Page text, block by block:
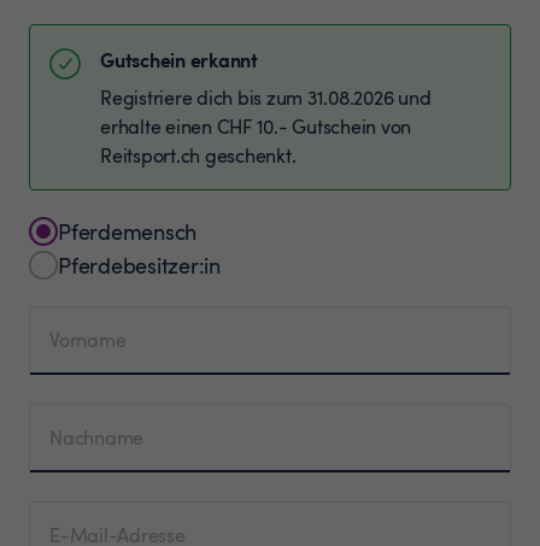
Gutschein erkannt
Registriere dich bis zum 31.08.2026 und
erhalte einen CHF 10.- Gutschein von
Reitsport.ch geschenkt.
Pferdemensch
Pferdebesitzer:in
Vorname
Nachname
E-Mail-Adresse